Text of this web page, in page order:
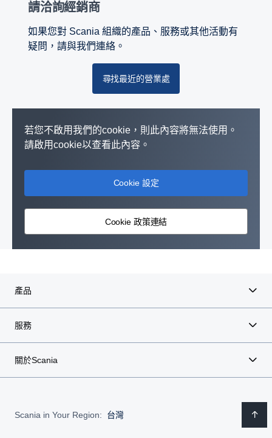
請洽詢經銷商
如果您對 Scania 組織的產品、服務或其他活動有
疑問，請與我們連絡。
尋找最近的營業處
若您不啟用我們的cookie，則此內容將無法使用。
請啟用cookie以查看此內容。
Cookie 設定
Cookie 政策連結
產品
服務
關於Scania
Scania in Your Region: 台灣